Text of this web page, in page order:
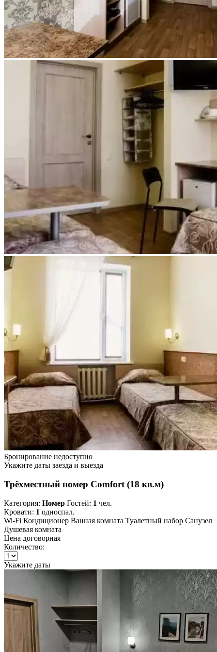
Бронирование недоступно
Укажите даты заезда и выезда
Трёхместный номер Comfort (18 кв.м)
Категория: Номер Гостей: 1 чел.
Кровати: 1 односпал.
Wi-Fi Кондиционер Ванная комната Туалетный набор Санузел
Душевая комната
Цена договорная
Количество:
Укажите даты